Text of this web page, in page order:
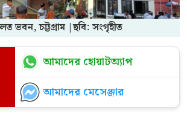
ভবন, চট্টগ্রাম |ছবি: সংগৃহীত
আমাদের হোয়াটঅ্যাপ
আমাদের মেসেঞ্জার